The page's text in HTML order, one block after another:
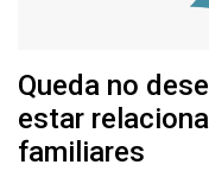
Queda no
estar
familiares